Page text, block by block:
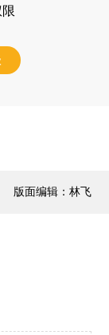
版面编辑：林飞